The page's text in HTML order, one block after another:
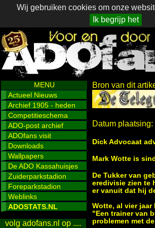
Wij gebruiken cookies om onze
Ik begrijp het
MENU
Actueel Nieuws
Archief 1905 - heden
Competitieschema
ADO-post archief
ADOfans visit
Downloads
Wallpapers
De ADO Kassahuisjes
Zuiderparkstadion
Foreparkstadion
Weblinks
ADOSTATS.NL
volg adofans.nl op ....
Bron van dit
Datum
Dick Advocaat
Mark Wotte is
De Tukker van
eredivisie zien te
er vanuit dat hij
Wotte, al vier
"Een trainer van
problemen met